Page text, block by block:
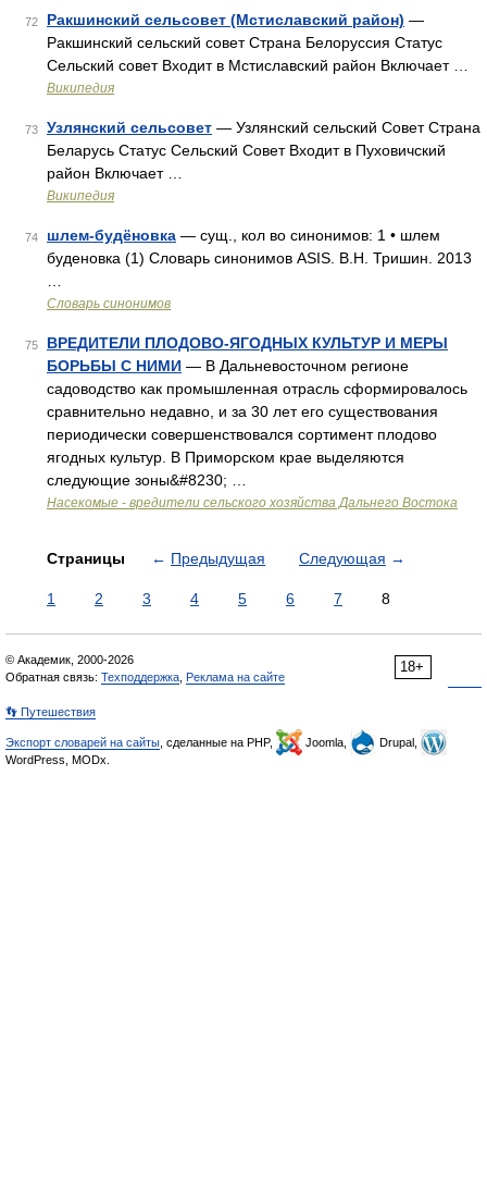
72 Ракшинский сельсовет (Мстиславский район) —
Ракшинский сельский совет Страна Белоруссия Статус
Сельский совет Входит в Мстиславский район Включает …
Википедия
73 Узлянский сельсовет — Узлянский сельский Совет Страна
Беларусь Статус Сельский Совет Входит в Пуховичский
район Включает …
Википедия
74 шлем-будёновка — сущ., кол во синонимов: 1 • шлем
буденовка (1) Словарь синонимов ASIS. В.Н. Тришин. 2013
Словарь синонимов
75
ВРЕДИТЕЛИ ПЛОДОВО-ЯГОДНЫХ КУЛЬТУР И МЕРЫ
БОРЬБЫ С НИМИ — В Дальневосточном регионе
садоводство как промышленная отрасль сформировалось
сравнительно недавно, и за 30 лет его существования
периодически совершенствовался сортимент плодово
ягодных культур. В Приморском крае выделяются
следующие зоны&#8230; …
Насекомые - вредители сельского хозяйства Дальнего Востока
Страницы ← Предыдущая Следующая →
1 2 3 4 5 6 7 8
18+
© Академик, 2000-2026
Обратная связь: Техподдержка Реклама на сайте
👣 Путешествия
Экспорт словарей на сайты , сделанные на PHP, Joomla,
Drupal,
WordPress, MODx.